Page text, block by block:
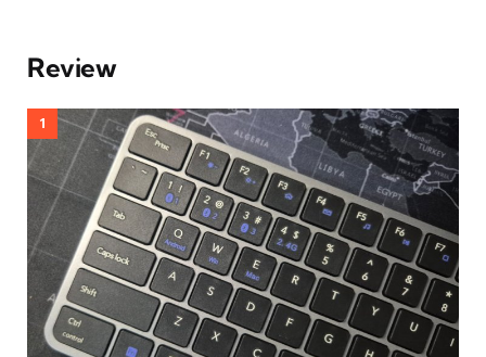
Review